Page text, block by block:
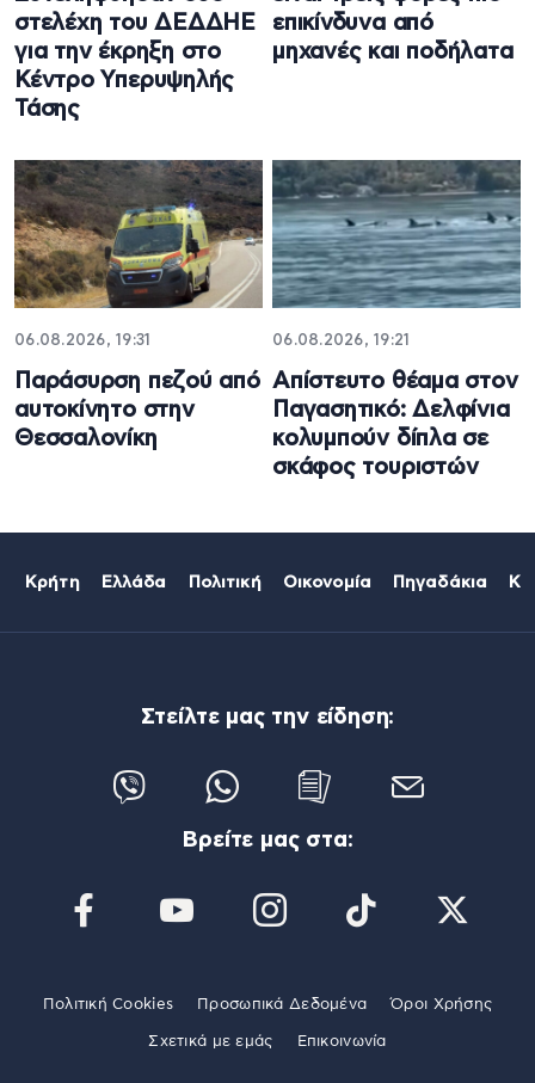
στελέχη του ΔΕΔΔΗΕ
για την έκρηξη στο
Κέντρο Υπερυψηλής
Τάσης
επικίνδυνα από
μηχανές και ποδήλατα
06.08.2026, 19:31
Παράσυρση πεζού από
αυτοκίνητο στην
Θεσσαλονίκη
06.08.2026, 19:21
Απίστευτο θέαμα στον
Παγασητικό: Δελφίνια
κολυμπούν δίπλα σε
σκάφος τουριστών
Κρήτη Ελλάδα Πολιτική Οικονομία Πηγαδάκια
Στείλτε μας την είδηση:
Βρείτε μας στα:
Πολιτική Cookies Προσωπικά Δεδομένα Όροι Χρήσης
Σχετικά με εμάς Επικοινωνία